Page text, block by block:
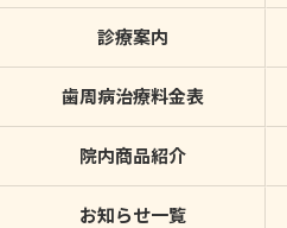
診療案内
歯周病治療料金表
院内商品紹介
お知らせ一覧